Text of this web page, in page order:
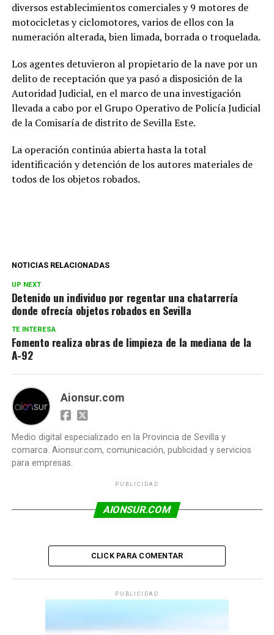
diversos establecimientos comerciales y 9 motores de
motocicletas y ciclomotores, varios de ellos con la
numeración alterada, bien limada, borrada o troquelada.
Los agentes detuvieron al propietario de la nave por un
delito de receptación que ya pasó a disposición de la
Autoridad Judicial, en el marco de una investigación
llevada a cabo por el Grupo Operativo de Policía Judicial
de la Comisaría de distrito de Sevilla Este.
La operación continúa abierta hasta la total
identificación y detención de los autores materiales de
todos de los objetos robados.
NOTICIAS RELACIONADAS
UP NEXT
Detenido un individuo por regentar una chatarrería
donde ofrecía objetos robados en Sevilla
TE INTERESA
Fomento realiza obras de limpieza de la mediana de la
A-92
Aionsur.com
Medio digital especializado en la Provincia de Sevilla y
comarca. Aionsur.com, comunicación, publicidad y servicios
para empresas.
PUBLICIDAD
AIONSUR.COM
CLICK PARA COMENTAR
PUBLICIDAD